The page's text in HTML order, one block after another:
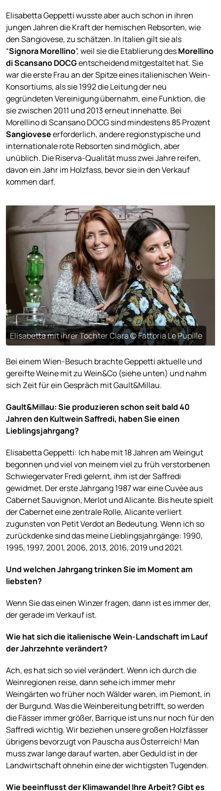
Elisabetta Geppetti wusste aber auch schon in ihren
jungen Jahren die Kraft der hemischen Rebsorten, wie
den Sangiovese, zu schätzen. In Italien gilt sie als
“Signora Morellino”, weil sie die Etablierung desMorellino
di Scansano DOCGentscheidend mitgestaltet hat. Sie
war die erste Frau an der Spitze eines italienischen Wein-
Konsortiums, als sie 1992 die Leitung der neu
gegründeten Vereinigung übernahm, eine Funktion, die
sie zwischen 2011 und 2013 erneut innehatte. Bei
Morellino di Scansano DOCG sind mindestens 85 Prozent
Sangioveseerforderlich, andere regionstypische und
internationale rote Rebsorten sind möglich, aber
unüblich. Die Riserva-Qualität muss zwei Jahre reifen,
davon ein Jahr im Holzfass, bevor sie in den Verkauf
kommen darf.
Elisabetta mit ihrer Tochter Clara © Fattoria Le Pupille
Bei einem Wien-Besuch brachte Geppetti aktuelle und
gereifte Weine mit zu Wein&Co (siehe unten) und nahm
sich Zeit für ein Gespräch mit Gault&Millau.
Gault&Millau: Sie produzieren schon seit bald 40
Jahren den Kultwein Saffredi, haben Sie einen
Lieblingsjahrgang?
Elisabetta Geppetti: Ich habe mit 18 Jahren am Weingut
begonnen und viel von meinem viel zu früh verstorbenen
Schwiegervater Fredi gelernt, ihm ist der Saffredi
gewidmet. Der erste Jahrgang 1987 war eine Cuvée aus
Cabernet Sauvignon, Merlot und Alicante. Bis heute spielt
der Cabernet eine zentrale Rolle, Alicante verliert
zugunsten von Petit Verdot an Bedeutung. Wenn ich so
zurückdenke sind das meine Lieblingsjahrgänge: 1990,
1995, 1997, 2001, 2006, 2013, 2016, 2019 und 2021.
Und welchen Jahrgang trinken Sie im Moment am
liebsten?
Wenn Sie das einen Winzer fragen, dann ist es immer der,
der gerade im Verkauf ist.
Wie hat sich die italienische Wein-Landschaft im Lauf
der Jahrzehnte verändert?
Ach, es hat sich so viel verändert. Wenn ich durch die
Weinregionen reise, dann sehe ich immer mehr
Weingärten wo früher noch Wälder waren, im Piemont, in
der Burgund. Was die Weinbereitung betrifft, so werden
die Fässer immer größer, Barrique ist uns nur noch für den
Saffredi wichtig. Wir beziehen unsere großen Holzfässer
übrigens bevorzugt von Pauscha aus Österreich! Man
muss zwar lange darauf warten, aber Geduld ist in der
Landwirtschaft ohnehin eine der wichtigsten Tugenden.
Wie beeinflusst der Klimawandel Ihre Arbeit? Gibt es